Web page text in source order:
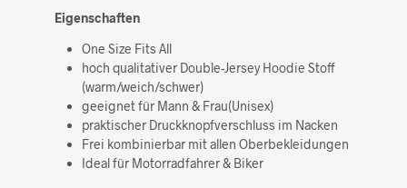
Eigenschaften
One Size Fits All
hoch qualitativer Double-Jersey Hoodie Stoff
(warm/weich/schwer)
geeignet für Mann & Frau(Unisex)
praktischer Druckknopfverschluss im Nacken
Frei kombinierbar mit allen Oberbekleidungen
Ideal für Motorradfahrer & Biker